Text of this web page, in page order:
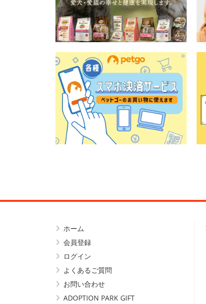
ホーム
会員登録
ログイン
よくあるご質問
お問い合わせ
ADOPTION PARK GIFT